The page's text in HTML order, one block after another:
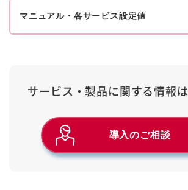
マニュアル・各サービス設定値
サービス・製品に関する情報は
導入のご相談